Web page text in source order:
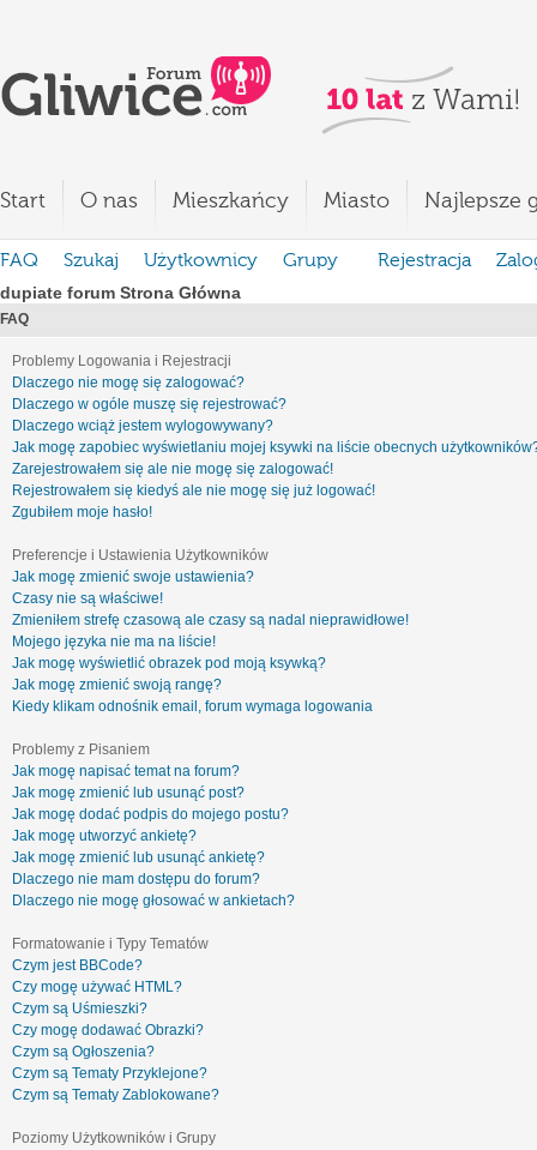
Start O nas Mieszkańcy Miasto Najlepsze
FAQ Szukaj Użytkownicy Grupy Rejestracja
dupiate forum Strona Główna
FAQ
Problemy Logowania i Rejestracji
Dlaczego nie mogę się zalogować?
Dlaczego w ogóle muszę się rejestrować?
Dlaczego wciąż jestem wylogowywany?
Jak mogę zapobiec wyświetlaniu mojej ksywki na liście obecnych
Zarejestrowałem się ale nie mogę się zalogować!
Rejestrowałem się kiedyś ale nie mogę się już logować!
Zgubiłem moje hasło!
Preferencje i Ustawienia Użytkowników
Jak mogę zmienić swoje ustawienia?
Czasy nie są właściwe!
Zmieniłem strefę czasową ale czasy są nadal nieprawidłowe!
Mojego języka nie ma na liście!
Jak mogę wyświetlić obrazek pod moją ksywką?
Jak mogę zmienić swoją rangę?
Kiedy klikam odnośnik email, forum wymaga logowania
Problemy z Pisaniem
Jak mogę napisać temat na forum?
Jak mogę zmienić lub usunąć post?
Jak mogę dodać podpis do mojego postu?
Jak mogę utworzyć ankietę?
Jak mogę zmienić lub usunąć ankietę?
Dlaczego nie mam dostępu do forum?
Dlaczego nie mogę głosować w ankietach?
Formatowanie i Typy Tematów
Czym jest BBCode?
Czy mogę używać HTML?
Czym są Uśmieszki?
Czy mogę dodawać Obrazki?
Czym są Ogłoszenia?
Czym są Tematy Przyklejone?
Czym są Tematy Zablokowane?
Poziomy Użytkowników i Grupy